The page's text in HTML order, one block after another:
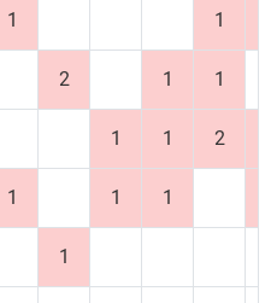
1 1
2 1 1
1 1 2
1 1 1
1